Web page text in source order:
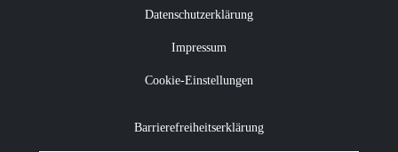
Datenschutzerklärung
Impressum
Cookie-Einstellungen
Barrierefreiheitserklärung